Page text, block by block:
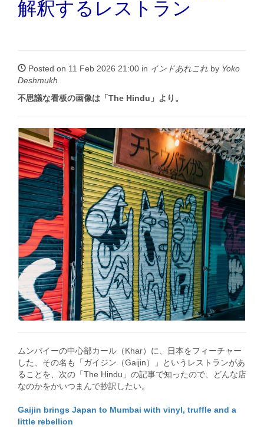
解釈するレストラン
Posted on 11 Feb 2026 21:00 in インドあれこれ by Yoko
Deshmukh
不思議な看板の画像は「The Hindu」より。
ムンバイーの中心部カール（Khar）に、日本をフィーチャー
した、その名も「ガイジン（Gaijin）」というレストランがあ
ることを、次の「The Hindu」の記事で知ったので、どんな店
なのかをかいつまんで抄訳したい。
Gaijin brings Japan to Mumbai with vinyl, truffle and a
little rebellion